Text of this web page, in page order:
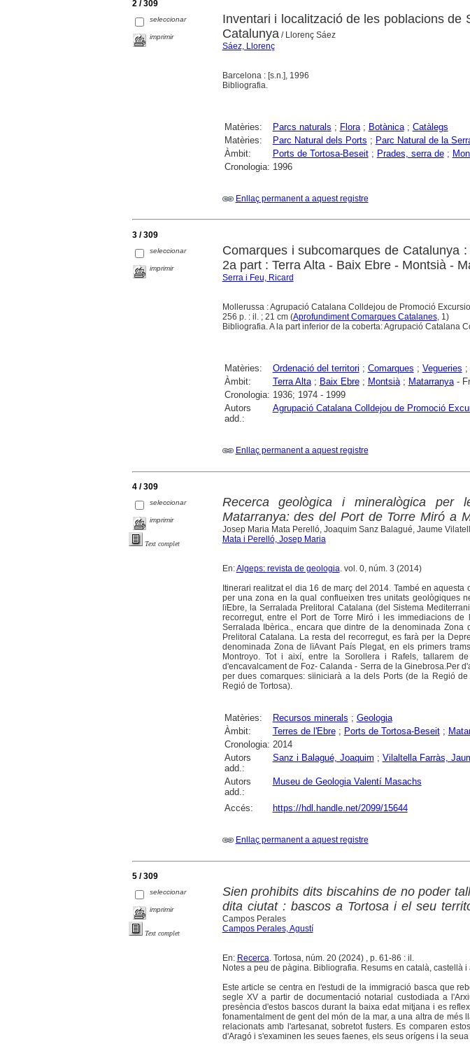
2 / 309
seleccionar
imprimir
Inventari i localització de les poblacions de
Catalunya/ Llorenç Sáez
Sáez, Llorenç
Barcelona : [s.n.], 1996
Bibliografia.
Matèries: Parcs naturals ; Flora; Botànica; Catàlegs
Matèries:
Parc Natural dels Ports ; Parc Natural de la
Àmbit:
Ports de Tortosa-Beseit; Prades, serra de;
Cronologia: 1996
Enllaç permanent a aquest registre
3 / 309
seleccionar
imprimir
Comarques i subcomarques de Catalunya
2a part : Terra Alta - Baix Ebre - Montsià -
Serra i Feu, Ricard
Mollerussa : Agrupació Catalana Colldejou de Promoció
256 p. : il. ; 21 cm (Aprofundiment Comarques Catalanes, 1)
Bibliografia. A la part inferior de la coberta: Agrupació Catalana
Matèries: Ordenació del territori ; Comarques ; Vegueries ;
Àmbit:
Terra Alta; Baix Ebre; Montsià; Matarranya-
Cronologia: 1936; 1974 - 1999
Autors
add.:
Agrupació Catalana Colldejou de Promoció
Enllaç permanent a aquest registre
4 / 309
seleccionar
imprimir
Text complet
Recerca geològica i mineralògica
Matarranya: des del Port de Torre Miró a
Josep Maria Mata Perelló, Joaquim Sanz Balagué, Jaume
Mata i Perelló, Josep Maria
En:Algeps: revista de geologia. vol. 0, núm. 3 (2014)
Itinerari realitzat el dia 16 de març del 2014. També en
per una zona en la qual conflueixen tres unitats geològiques
lïEbre, la Serralada Prelitoral Catalana (del Sistema
recorregut, entre el Port de Torre Miró i les immediacions
Serralada Ibèrica., encara que dintre de la denominada
Prelitoral Catalana. La resta del recorregut, es farà per la
denominada Zona de lïAvant País Plegat, en els primers
Montroyo. Tot i així, entre la Sorollera i Rafels, tallarem
d'encavalcament de Foz- Calanda - Serra de la Ginebrosa.Per
per dues comarques: sïiniciarà a la dels Ports (de la Regió
Regió de Tortosa).
Matèries: Recursos minerals ; Geologia
Àmbit:
Terres de l'Ebre; Ports de Tortosa-Beseit;
Cronologia: 2014
Autors
add.:
Sanz i Balagué, Joaquim ; Vilaltella Farràs,
Autors
add.:
Museu de Geologia Valentí Masachs
Accés: https://hdl.handle.net/2099/15644
Enllaç permanent a aquest registre
5 / 309
seleccionar
imprimir
Text complet
Sien prohibits dits biscahins de no poder
dita ciutat : bascos a Tortosa i el seu
Campos Perales
Campos Perales, Agustí
En: Recerca. Tortosa, núm. 20 (2024) , p. 61-86 : il.
Notes a peu de pàgina. Bibliografia. Resums en català, castellà i
Este article se centra en l'estudi de la immigració basca que
segle XV a partir de documentació notarial custodiada a
presència d'estos bascos durant la baixa edat mitjana i es
fonamentalment de gent del món de la mar, a una altra de més
relacionats amb l'artesanat, sobretot fusters. Es comparen
d'Aragó i s'examinen les seues faenes, els seus orígens i la